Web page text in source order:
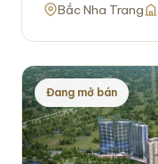
Bắc Nha Trang
Đang mở bán